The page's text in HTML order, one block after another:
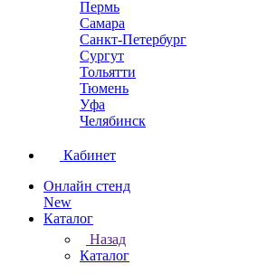
Пермь
Самара
Санкт-Петербург
Сургут
Тольятти
Тюмень
Уфа
Челябинск
Кабинет
Онлайн стенд
New
Каталог
Назад
Каталог